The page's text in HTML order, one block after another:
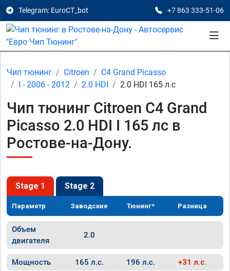
Telegram: EuroCT_bot +7 863 333-51-06
Чип тюнинг Citroen
C4 Grand Picasso
I - 2006 - 2012
2.0 HDI 2.0 HDI 165 л.с
Чип тюнинг Citroen C4 Grand
Picasso 2.0 HDI I 165 лс в
Ростове-на-Дону.
Stage 1 Stage 2
Параметр Заводские Тюнинг* Разница
Объем
двигателя
2.0
Мощность 165 л.с. 196 л.с. +31 л.с.